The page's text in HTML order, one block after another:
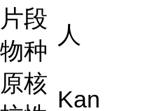
片段
物种
人
原核
Kan